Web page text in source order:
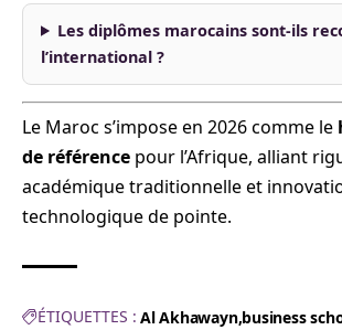
Les diplômes marocains sont-ils
l’international ?
Le Maroc s’impose en 2026 comme le
de référence pour l’Afrique, alliant
académique traditionnelle et
technologique de pointe.
ÉTIQUETTES : Al Akhawayn business